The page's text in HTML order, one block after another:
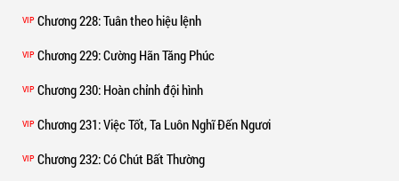
VIP Chương 228: Tuân theo hiệu lệnh
VIP Chương 229: Cường Hãn Tăng Phúc
VIP Chương 230: Hoàn chỉnh đội hình
VIP Chương 231: Việc Tốt, Ta Luôn Nghĩ Đến Ngươi
VIP Chương 232: Có Chút Bất Thường